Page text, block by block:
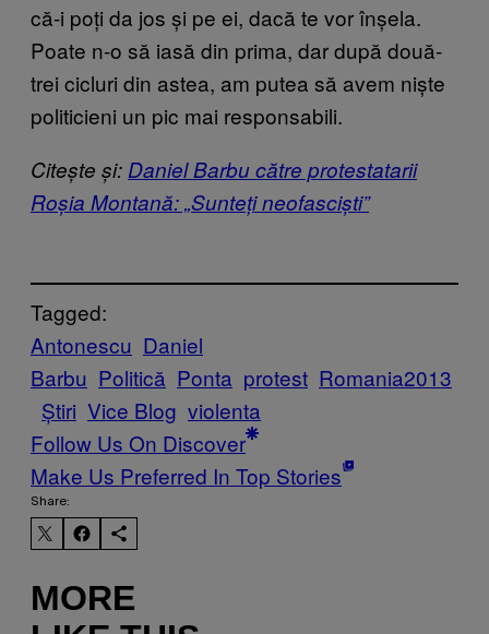
că-i poți da jos și pe ei, dacă te vor înșela.
Poate n-o să iasă din prima, dar după două-
trei cicluri din astea, am putea să avem niște
politicieni un pic mai responsabili.
Citește și: Daniel Barbu către protestatarii
Roșia Montană: „Sunteți neofasciști”
Tagged:
Antonescu Daniel
Barbu Politică Ponta protest Romania2013
Știri Vice Blog violenta
Follow Us On Discover
Make Us Preferred In Top Stories
Share:
MORE